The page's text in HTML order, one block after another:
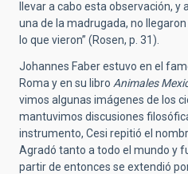
llevar a cabo esta observación, y
una de la madrugada, no
lo que vieron” (Rosen, p. 31).
Johannes Faber estuvo en el
Roma y en su libro Animales
vimos algunas imágenes de los
mantuvimos discusiones
instrumento, Cesi repitió el
Agradó tanto a todo el mundo y
partir de entonces se extendió